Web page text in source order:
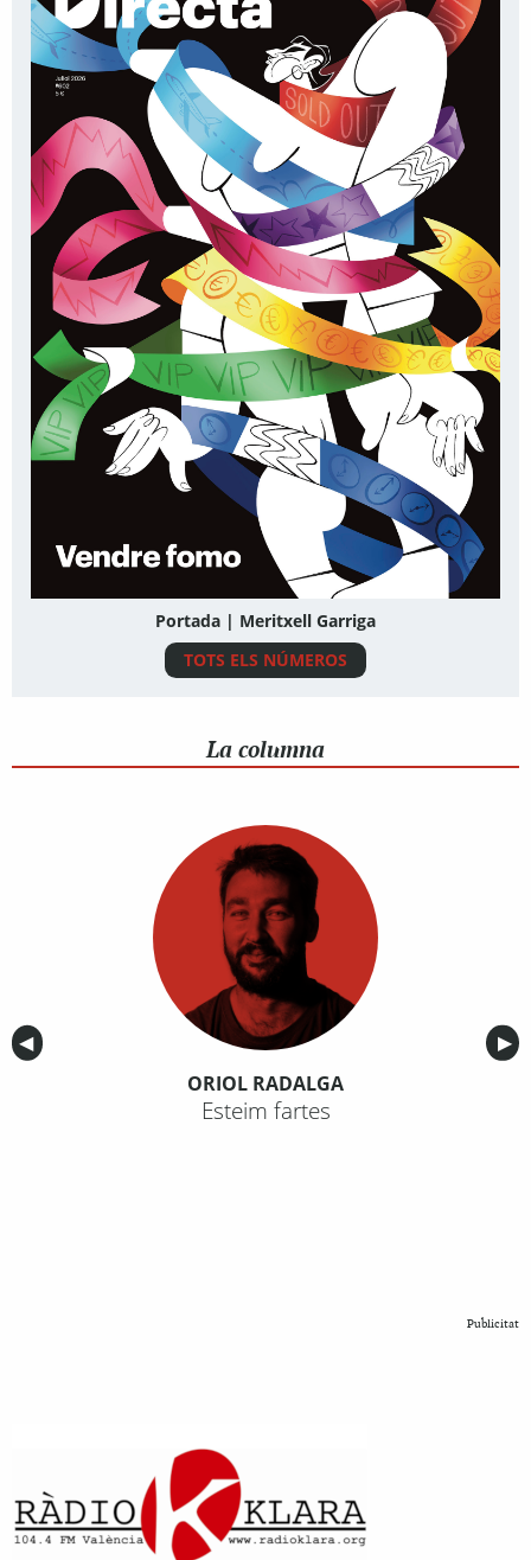
Portada | Meritxell Garriga
TOTS ELS NÚMEROS
La columna
Anterior
◀︎ ▶︎
ORIOL RADALGA
Esteim fartes
Publicitat